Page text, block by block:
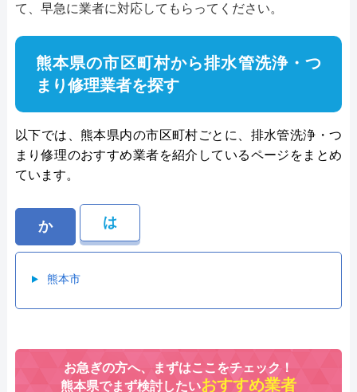
て、早急に業者に対応してもらってください。
熊本県の市区町村から排水管洗浄・つ
まり修理業者を探す
以下では、熊本県内の市区町村ごとに、排水管洗浄・つ
まり修理のおすすめ業者を紹介しているページをまとめ
ています。
か は
熊本市
お急ぎの方へ、まずはここをチェック！
熊本県でまず検討したいおすすめ業者